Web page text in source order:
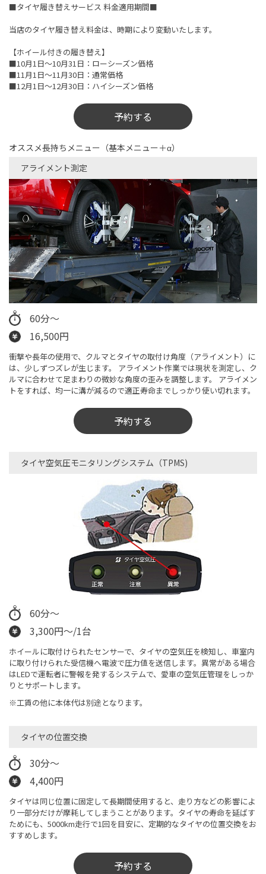
■タイヤ履き替えサービス 料金適用期間■
当店のタイヤ履き替え料金は、時期により変動いたします。
【ホイール付きの履き替え】
■10月1日～10月31日：ローシーズン価格
■11月1日～11月30日：通常価格
■12月1日～12月30日：ハイシーズン価格
予約する
オススメ長持ちメニュー（基本メニュー＋α）
アライメント測定
60分～
16,500円
衝撃や長年の使用で、クルマとタイヤの取付け角度（アライメント）に
は、少しずつズレが生じます。 アライメント作業では現状を測定し、ク
ルマに合わせて足まわりの微妙な角度の歪みを調整します。 アライメン
トをすれば、均一に溝が減るので適正寿命までしっかり使い切れます。
予約する
タイヤ空気圧モニタリングシステム（TPMS)
60分～
3,300円～/1台
ホイールに取付けられたセンサーで、タイヤの空気圧を検知し、車室内
に取り付けられた受信機へ電波で圧力値を送信します。異常がある場合
はLEDで運転者に警報を発するシステムで、愛車の空気圧管理をしっか
りとサポートします。
※工賃の他に本体代は別途となります。
タイヤの位置交換
30分～
4,400円
タイヤは同じ位置に固定して長期間使用すると、走り方などの影響によ
り一部分だけが摩耗してしまうことがあります。タイヤの寿命を延ばす
ためにも、5000km走行で1回を目安に、定期的なタイヤの位置交換をお
すすめします。
予約する